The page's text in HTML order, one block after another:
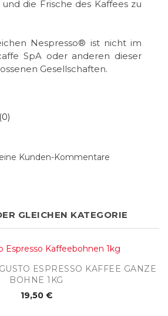
die Frische des Kaffees zu
Nespresso® ist nicht im
SpA oder anderen dieser
Gesellschaften.
Kunden-Kommentare
GLEICHEN KATEGORIE
ESPRESSO KAFFEE GANZE
BOHNE 1KG
19,50 €